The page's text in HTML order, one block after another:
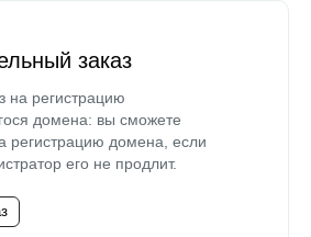
заказ
на регистрацию
домена: вы сможете
регистрацию домена, если
его не продлит.